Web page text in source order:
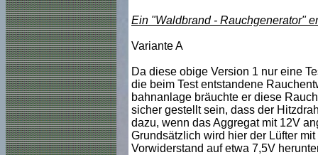
Ein "Waldbrand - Rauchgenerator"
Variante A
Da diese obige Version 1 nur eine
die beim Test entstandene
bahnanlage bräuchte er diese
sicher gestellt sein, dass der
dazu, wenn das Aggregat mit 12V
Grundsätzlich wird hier der Lüfter
Vorwiderstand auf etwa 7,5V